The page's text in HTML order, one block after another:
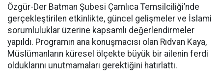
Özgür-Der Batman Şubesi Çamlıca Temsilciliği’nde
gerçekleştirilen etkinlikte, güncel gelişmeler ve İslami
sorumluluklar üzerine kapsamlı değerlendirmeler
yapıldı. Programın ana konuşmacısı olan Rıdvan Kaya,
Müslümanların küresel ölçekte büyük bir ailenin ferdi
olduklarını unutmamaları gerektiğini hatırlattı.